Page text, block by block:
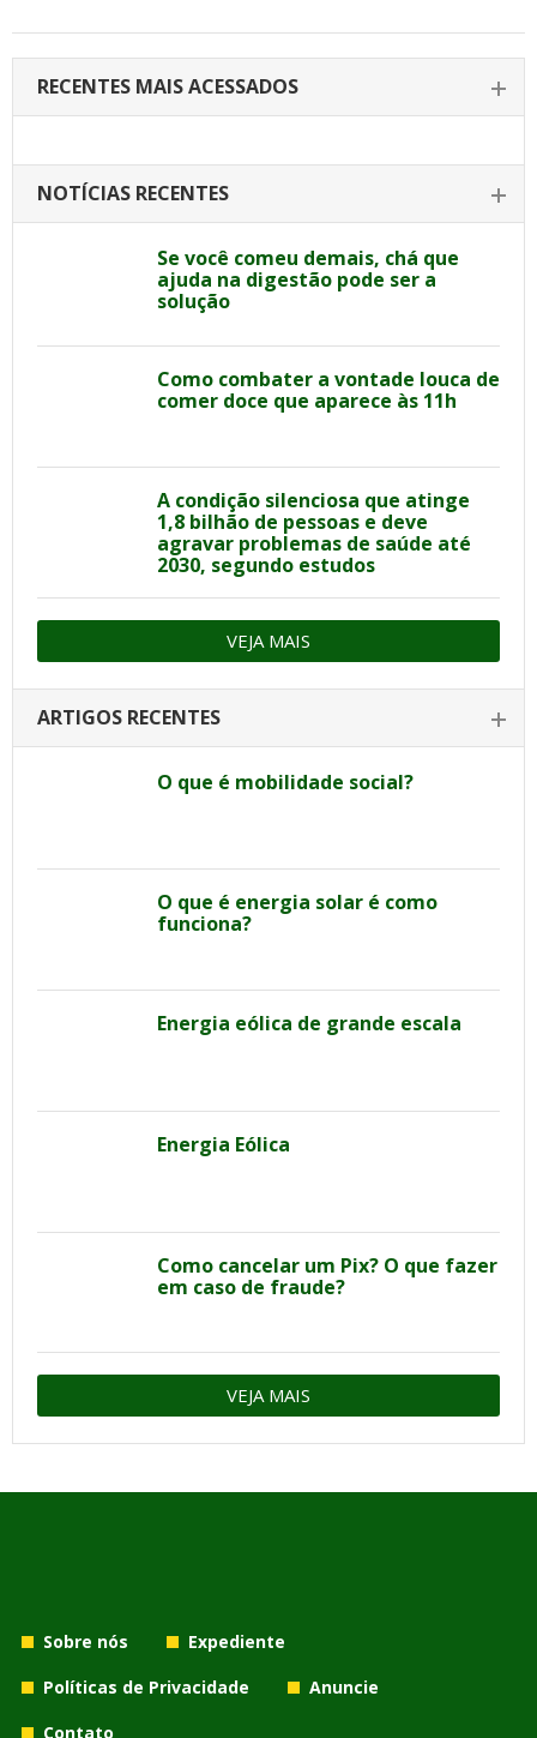
RECENTES MAIS ACESSADOS
NOTÍCIAS RECENTES
Se você comeu demais, chá que
ajuda na digestão pode ser a
solução
Como combater a vontade louca de
comer doce que aparece às 11h
A condição silenciosa que atinge
1,8 bilhão de pessoas e deve
agravar problemas de saúde até
2030, segundo estudos
VEJA MAIS
ARTIGOS RECENTES
O que é mobilidade social?
O que é energia solar é como
funciona?
Energia eólica de grande escala
Energia Eólica
Como cancelar um Pix? O que fazer
em caso de fraude?
VEJA MAIS
Sobre nós
Expediente
Políticas de Privacidade
Anuncie
Contato